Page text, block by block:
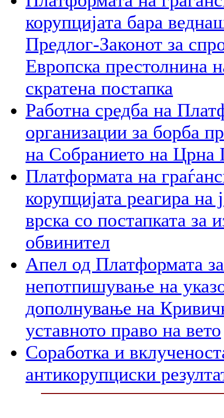
корупцијата бара
Предлог-Законот за
Европска престолнина
скратена постапка
Работна средба на
организации за борба
на Собранието на Црна
Платформата на
корупцијата реагира
врска со постапката за
обвинител
Апел од Платформата
непотпишување на
дополнување на
уставното право на вето
Соработка и
антикорупциски